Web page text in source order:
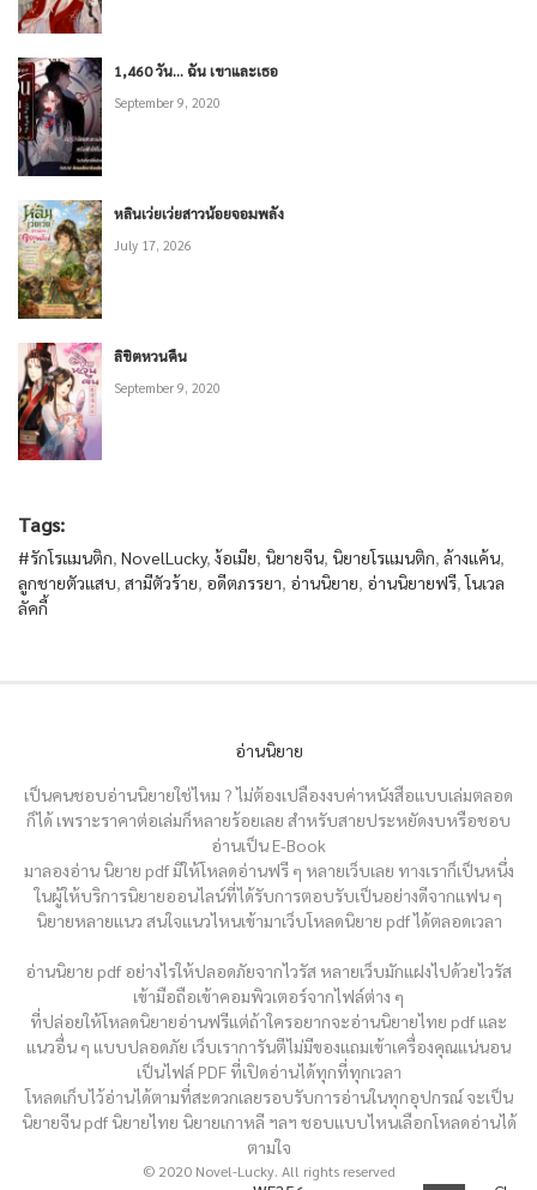
1,460 วัน… ฉัน เขาและเธอ
September 9, 2020
หลินเว่ยเว่ยสาวน้อยจอมพลัง
July 17, 2026
ลิขิตหวนคืน
September 9, 2020
Tags:
#รักโรแมนติก, NovelLucky, ง้อเมีย, นิยายจีน, นิยายโรแมนติก, ล้างแค้น,
ลูกชายตัวแสบ, สามีตัวร้าย, อดีตภรรยา, อ่านนิยาย, อ่านนิยายฟรี,โนเวล
ลัคกี้
อ่านนิยาย
เป็นคนชอบอ่านนิยายใช่ไหม ? ไม่ต้องเปลืองงบค่าหนังสือแบบเล่มตลอด
ก็ได้ เพราะราคาต่อเล่มก็หลายร้อยเลย สำหรับสายประหยัดงบหรือชอบ
อ่านเป็น E-Book
มาลองอ่าน นิยาย pdf มีให้โหลดอ่านฟรี ๆ หลายเว็บเลย ทางเราก็เป็นหนึ่ง
ในผู้ให้บริการนิยายออนไลน์ที่ได้รับการตอบรับเป็นอย่างดีจากแฟน ๆ
นิยายหลายแนว สนใจแนวไหนเข้ามาเว็บโหลดนิยาย pdf ได้ตลอดเวลา
อ่านนิยาย pdf อย่างไรให้ปลอดภัยจากไวรัส หลายเว็บมักแฝงไปด้วยไวรัส
เข้ามือถือเข้าคอมพิวเตอร์จากไฟล์ต่าง ๆ
ที่ปล่อยให้โหลดนิยายอ่านฟรีแต่ถ้าใครอยากจะอ่านนิยายไทย pdf และ
แนวอื่น ๆ แบบปลอดภัย เว็บเราการันตีไม่มีของแถมเข้าเครื่องคุณแน่นอน
เป็นไฟล์ PDF ที่เปิดอ่านได้ทุกที่ทุกเวลา
โหลดเก็บไว้อ่านได้ตามที่สะดวกเลยรอบรับการอ่านในทุกอุปกรณ์ จะเป็น
นิยายจีน pdf นิยายไทย นิยายเกาหลี ฯลฯ ชอบแบบไหนเลือกโหลดอ่านได้
ตามใจ
© 2020 Novel-Lucky. All rights reserved